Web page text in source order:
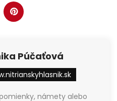
Púčaťová
námety alebo